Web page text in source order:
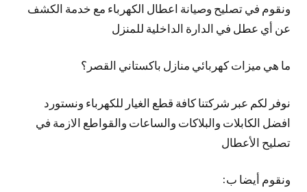
ونقوم في تصليح وصيانة اعطال الكهرباء مع خدمة الكشف
عن أي عطل في الدارة الداخلية للمنزل
ما هي ميزات كهربائي منازل باكستاني القصر؟
نوفر لكم عبر شركتنا كافة قطع الغيار للكهرباء ونستورد
افضل الكابلات والبلاكات والساعات والقواطع الازمة في
تصليح الأعطال
ونقوم أيضا ب: